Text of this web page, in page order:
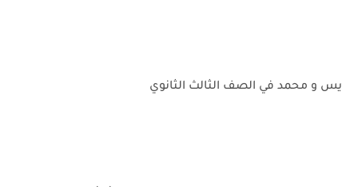
يس و محمد في الصف الثالث الثانوي